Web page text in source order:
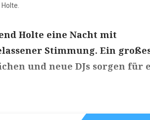
Holte eine Nacht mit
Stimmung. Ein
und neue DJs sorgen für